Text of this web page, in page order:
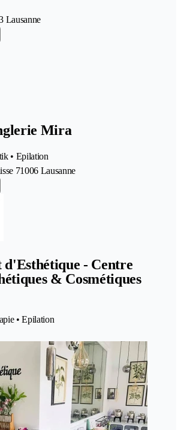
Lausanne
Mira
• Epilation
71006 Lausanne
- Centre
& Cosmétiques
• Epilation